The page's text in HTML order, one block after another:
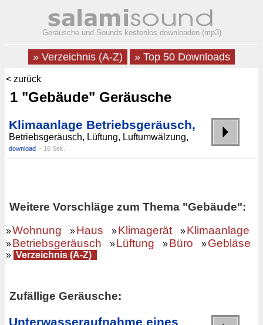
Geräusche und Sounds kostenlos downloaden (mp3)
» Verzeichnis (A-Z) » Top 50 Downloads
< zurück
1 "Gebäude" Geräusche
Klimaanlage Betriebsgeräusch,
Betriebsgeräusch, Lüftung, Luftumwälzung,
download ~ 10 Sek.
Weitere Vorschläge zum Thema "Gebäude":
»Wohnung »Haus »Klimagerät »Klimaanlage
»Betriebsgeräusch »Lüftung »Büro »Gebläse
» Verzeichnis (A-Z)
Zufällige Geräusche:
Unterwasseraufnahme eines